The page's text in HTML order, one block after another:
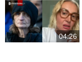
04:26